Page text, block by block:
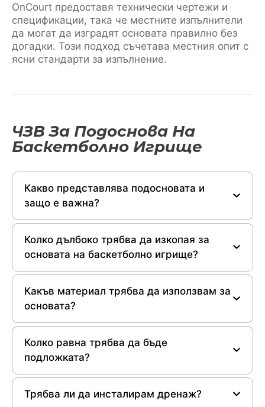
OnCourt предоставя технически чертежи и
спецификации, така че местните изпълнители
да могат да изградят основата правилно без
догадки. Този подход съчетава местния опит с
ясни стандарти за изпълнение.
ЧЗВ За Подоснова На
Баскетболно Игрище
Какво представлява подосновата и
защо е важна?
Колко дълбоко трябва да изкопая за
основата на баскетболно игрище?
Какъв материал трябва да използвам за
основата?
Колко равна трябва да бъде
подложката?
Трябва ли да инсталирам дренаж?